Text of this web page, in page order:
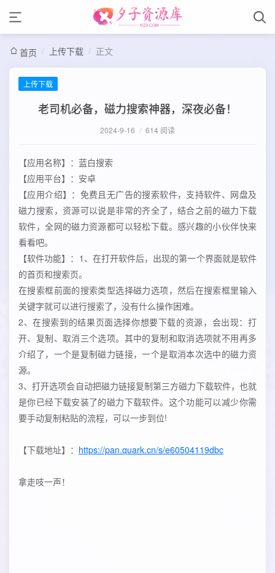
首页 / 上传下载 / 正文
上传下载
老司机必备，磁力搜索神器，深夜必备！
2024-9-16 / 614 阅读
【应用名称】：蓝白搜索
【应用平台】：安卓
【应用介绍】：免费且无广告的搜索软件，支持软件、网盘及
磁力搜索，资源可以说是非常的齐全了，结合之前的磁力下载
软件，全网的磁力资源都可以轻松下载。感兴趣的小伙伴快来
看看吧。
【软件功能】：1、在打开软件后，出现的第一个界面就是软件
的首页和搜索页。
在搜索框前面的搜索类型选择磁力选项，然后在搜索框里输入
关键字就可以进行搜索了，没有什么操作困难。
2、在搜索到的结果页面选择你想要下载的资源，会出现：打
开、复制、取消三个选项。其中的复制和取消选项就不用再多
介绍了，一个是复制磁力链接，一个是取消本次选中的磁力资
源。
3、打开选项会自动把磁力链接复制第三方磁力下载软件，也就
是你已经下载安装了的磁力下载软件。这个功能可以减少你需
要手动复制粘贴的流程，可以一步到位!
【下载地址】： https://pan.quark.cn/s/e60504119dbc
拿走吱一声！